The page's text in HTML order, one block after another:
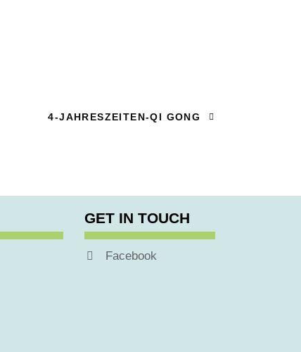
4-JAHRESZEITEN-QI GONG
GET IN TOUCH
Facebook